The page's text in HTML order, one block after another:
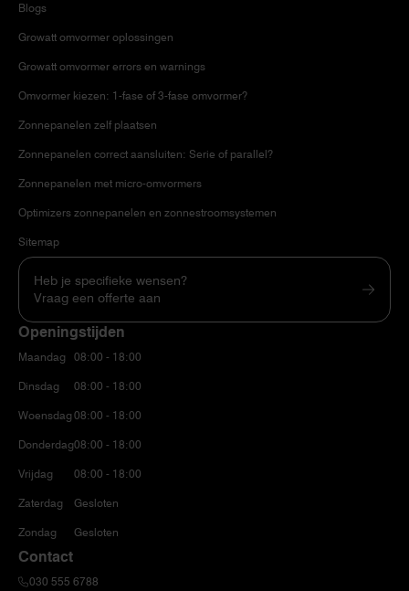
Blogs
Growatt omvormer oplossingen
Growatt omvormer errors en warnings
Omvormer kiezen: 1-fase of 3-fase omvormer?
Zonnepanelen zelf plaatsen
Zonnepanelen correct aansluiten: Serie of parallel?
Zonnepanelen met micro-omvormers
Optimizers zonnepanelen en zonnestroomsystemen
Sitemap
Heb je specifieke wensen?
Vraag een offerte aan
Openingstijden
Maandag
Dinsdag
Woensdag
Donderdag
Vrijdag
Zaterdag
Zondag
08:00 - 18:00
08:00 - 18:00
08:00 - 18:00
08:00 - 18:00
08:00 - 18:00
Gesloten
Gesloten
Contact
030 555 6788